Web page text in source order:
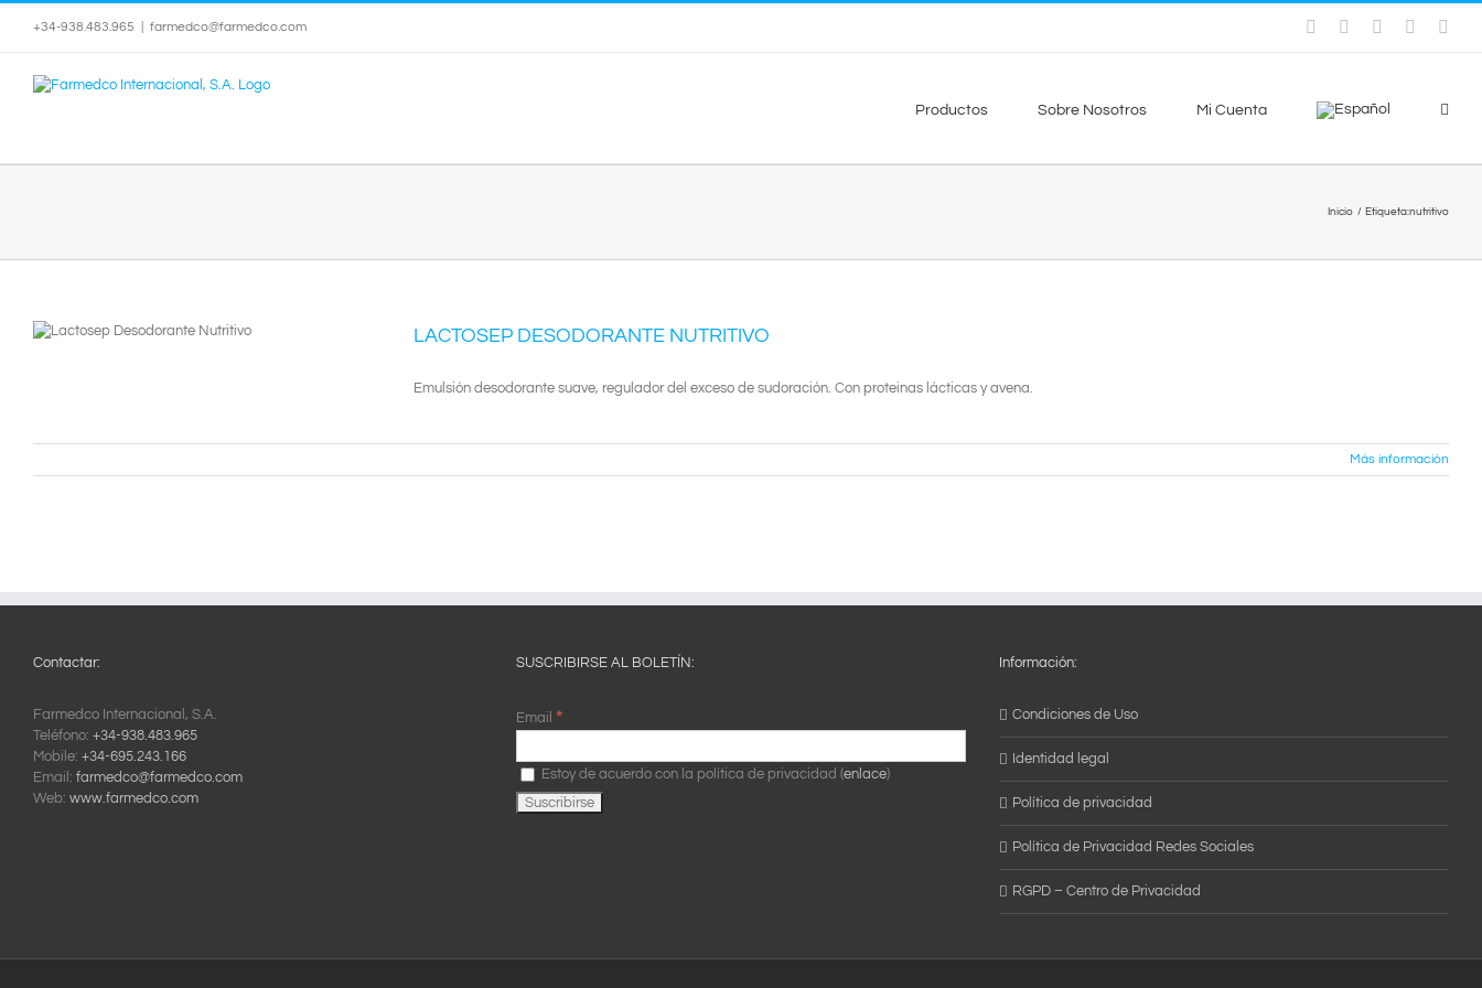
contenido
+34-938.483.965 farmedco@farmedco.com InstagramFacebook YouTube
Productos Sobre Nosotros Mi Cuenta
Inicio Etiqueta:nutritivo
LACTOSEP DESODORANTE NUTRITIVO
Emulsión desodorante suave, regulador del exceso de sudoración. Con proteinas lácticas y avena.
Más información
Contactar:
Farmedco Internacional, S.A.
Teléfono: +34-938.483.965
Mobile: +34-695.243.166
Email: farmedco@farmedco.com
Web: www.farmedco.com
SUSCRIBIRSE AL BOLETÍN:
Email *
Estoy de acuerdo con la política de privacidad (enlace)
Información:
Condiciones de Uso
Identidad legal
Política de privacidad
Política de Privacidad Redes Sociales
RGPD – Centro de Privacidad